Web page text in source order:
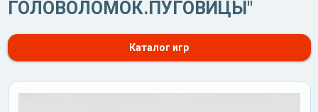
ГОЛОВОЛОМОК.ПУГОВИЦЫ"
Каталог игр